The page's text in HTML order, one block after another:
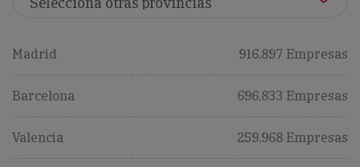
Madrid 916,897 Empresas
Barcelona 696,833 Empresas
Valencia 259,968 Empresas